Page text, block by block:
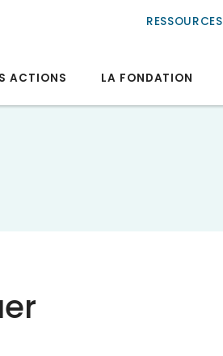
RESSOURCES
ACTIONS LA FONDATION